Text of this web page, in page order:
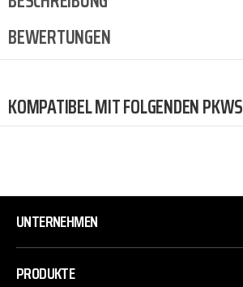
BEWERTUNGEN
KOMPATIBEL MIT FOLGENDEN PKWS
UNTERNEHMEN
PRODUKTE